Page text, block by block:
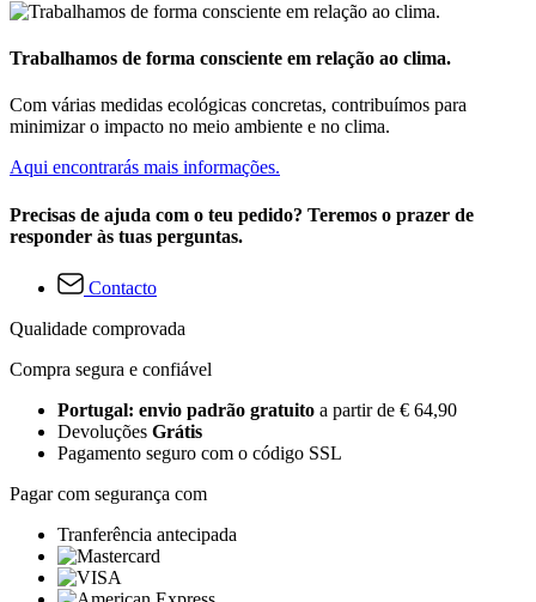
Trabalhamos de forma consciente em relação ao clima.
Com várias medidas ecológicas concretas, contribuímos para
minimizar o impacto no meio ambiente e no clima.
Aqui encontrarás mais informações.
Precisas de ajuda com o teu pedido? Teremos o prazer de
responder às tuas perguntas.
Contacto
Qualidade comprovada
Compra segura e confiável
Portugal: envio padrão gratuito a partir de € 64,90
Devoluções Grátis
Pagamento seguro com o código SSL
Pagar com segurança com
Tranferência antecipada